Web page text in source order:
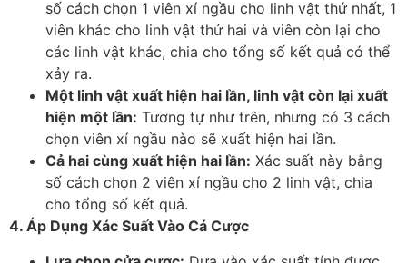
số cách chọn 1 viên xí ngầu cho linh vật thứ nhất, 1
viên khác cho linh vật thứ hai và viên còn lại cho
các linh vật khác, chia cho tổng số kết quả có thể
xảy ra.
Một linh vật xuất hiện hai lần, linh vật còn lại xuất
hiện một lần: Tương tự như trên, nhưng có 3 cách
chọn viên xí ngầu nào sẽ xuất hiện hai lần.
Cả hai cùng xuất hiện hai lần: Xác suất này bằng
số cách chọn 2 viên xí ngầu cho 2 linh vật, chia
cho tổng số kết quả.
4. Áp Dụng Xác Suất Vào Cá Cược